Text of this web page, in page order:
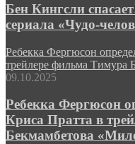
Бен Кингсли
сериала «Чудо-
Ребекка Фергюсон
трейлере фильма Тимура
09.10.2025
Ребекка Фергюсон
Криса Пратта в
Бекмамбетова